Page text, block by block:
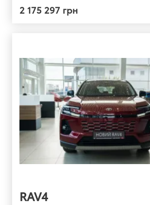
2 175 297 грн
RAV4